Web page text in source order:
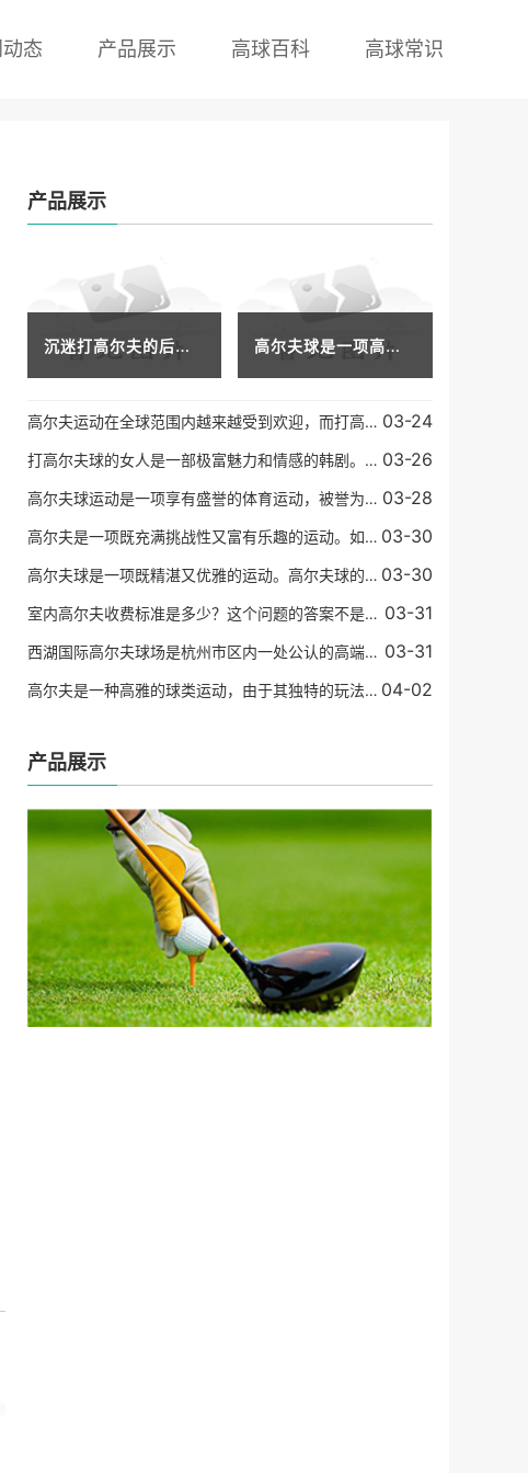
态 产品展示 高球百科 高球常识
产品展示
沉迷打高尔夫的后果高尔夫作为一项体育运动和生活方式，近年来在中国逐渐崛起，吸引了越来越多的人投入其中。有些人打高尔夫情有独钟，甚至沉迷但是他们可能并不了解沉迷打高 高尔夫球是一项高贵、典雅的运动，是一种需要技能和耐心的运动项目。随着时间的推移，高尔夫球已逐渐成为了一种富人运动。这是因为，打高尔夫球的成本非常高，包括球杆、球场
高尔夫运动在全球范围内越来越受到欢迎，而打高尔夫球不仅需要技巧与耐力，更需要穿着合适的服装来让自己更加舒适自在。目前市面上有很多高尔夫球服装品牌，其中最知名的品牌 03-24
打高尔夫球的女人是一部极富魅力和情感的韩剧。该剧通过一个女性高尔夫球手的成长历程，讲述了困难、痛苦、挫折和梦想的人生故事。该剧不仅展现了高尔夫球运动的美妙，也探讨 03-26
高尔夫球运动是一项享有盛誉的体育运动，被誉为“运动中的绅士游戏”。 在高尔夫球比赛中，赢得比赛的关键因素是要尽可能地在标准杆数内将球打入洞中。 在这个过程中，球员需要 03-28
高尔夫是一项既充满挑战性又富有乐趣的运动。如果你是一名初学者，那么可能会感到有些困惑和不知所措。在这篇文章中，我们将为初学者介绍高尔夫如何打。基础设备在开始打高尔 03-30
高尔夫球是一项既精湛又优雅的运动。高尔夫球的制作是一门精细的工艺，需要选材、烧制、加工等复杂的流程。为了使得高尔夫球具有更好的性能和稳定性，球杆的材质日渐精进，越 03-30
室内高尔夫收费标准是多少？这个问题的答案不是那么简单，它可能因为不同的场地、设备和地区而有所不同。但是，我们可以提供一些有关室内高尔夫收费标准的信息，以便您在了解 03-31
西湖国际高尔夫球场是杭州市区内一处公认的高端高尔夫球场，也是中国著名的高尔夫球场之一。其被誉为东方的世界级高尔夫球场，是由全球著名的世界级高尔夫球场设计师罗伯特• 03-31
高尔夫是一种高雅的球类运动，由于其独特的玩法和运动方式受到了越来越多人的关注和参与。在高尔夫球的配备中，铁杆可以说是最基本和最重要的球杆类型之一。在高尔夫运动中， 04-02
产品展示